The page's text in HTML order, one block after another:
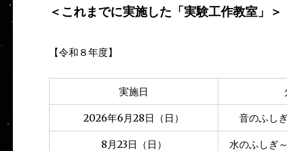
＜これまでに実施した「実験工作教室」＞
【令和８年度】
実施日
2026年6月28日（日） 音のふし
8月23日（日） 水のふしぎ